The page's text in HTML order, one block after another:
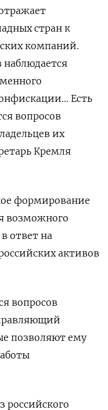
стран к
компаний.
наблюдается
Есть
вопросов
их
Кремля
формирование
возможного
ответ на
активов
вопросов
позволяют ему
российского